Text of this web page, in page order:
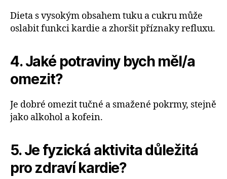
Dieta s vysokým obsahem tuku a cukru může
oslabit funkci kardie a zhoršit příznaky refluxu.
4. Jaké potraviny bych měl/a
omezit?
Je dobré omezit tučné a smažené pokrmy, stejně
jako alkohol a kofein.
5. Je fyzická aktivita důležitá
pro zdraví kardie?